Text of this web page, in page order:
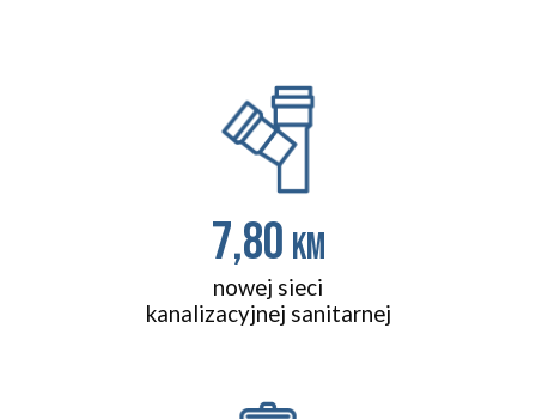
7,80 km
nowej sieci
kanalizacyjnej sanitarnej